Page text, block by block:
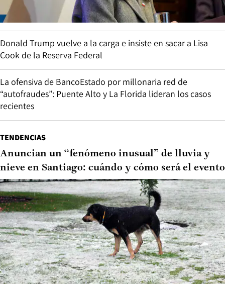
Donald Trump vuelve a la carga e insiste en sacar a Lisa
Cook de la Reserva Federal
La ofensiva de BancoEstado por millonaria red de
“autofraudes”: Puente Alto y La Florida lideran los casos
recientes
TENDENCIAS
Anuncian un “fenómeno inusual” de lluvia y
nieve en Santiago: cuándo y cómo será el evento